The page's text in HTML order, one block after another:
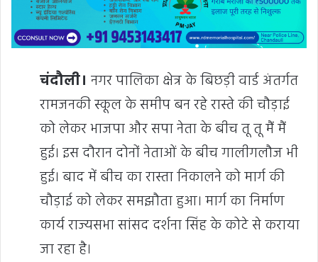
चंदौली। नगर पालिका क्षेत्र के बिछड़ी वार्ड अंतर्गत
रामजनकी स्कूल के समीप बन रहे रास्ते की चौड़ाई
को लेकर भाजपा और सपा नेता के बीच तू तू मैं मैं
हुई। इस दौरान दोनों नेताओं के बीच गालीगलौज भी
हुई। बाद में बीच का रास्ता निकालने को मार्ग की
चौड़ाई को लेकर समझौता हुआ। मार्ग का निर्माण
कार्य राज्यसभा सांसद दर्शना सिंह के कोटे से कराया
जा रहा है।